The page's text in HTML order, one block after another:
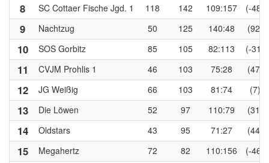
8 SC Cottaer Fische Jgd. 1 118 142 109:157 (-48)
9 Nachtzug 50 125 140:48 (92)
10 SOS Gorbitz 85 105 82:113 (-31)
11 CVJM Prohlis 1 46 103 75:28 (47)
12 JG Weißig 66 103 81:74 (7)
13 Die Löwen 52 97 110:79 (31)
14 Oldstars 43 95 71:27 (44)
15 Megahertz 72 82 110:156 (-46)